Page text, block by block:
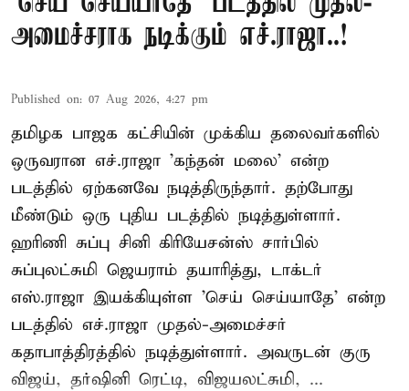
அமைச்சராக நடிக்கும் எச்.ராஜா..!
Published on: 07 Aug 2026, 4:27 pm
தமிழக பாஜக கட்சியின் முக்கிய தலைவர்களில்
ஒருவரான எச்.ராஜா 'கந்தன் மலை' என்ற
படத்தில் ஏற்கனவே நடித்திருந்தார். தற்போது
மீண்டும் ஒரு புதிய படத்தில் நடித்துள்ளார்.
ஹரிணி சுப்பு சினி கிரியேசன்ஸ் சார்பில்
சுப்புலட்சுமி ஜெயராம் தயாரித்து, டாக்டர்
எஸ்.ராஜா இயக்கியுள்ள 'செய் செய்யாதே' என்ற
படத்தில் எச்.ராஜா முதல்-அமைச்சர்
கதாபாத்திரத்தில் நடித்துள்ளார். அவருடன் குரு
விஜய், தர்ஷினி ரெட்டி, விஜயலட்சுமி, ...